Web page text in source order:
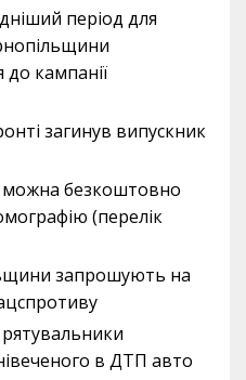
період для
кампанії
загинув випускник
безкоштовно
(перелік
запрошують на
в ДТП авто